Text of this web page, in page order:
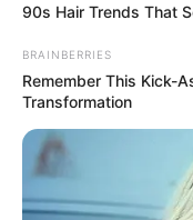
90s Hair Trends That
BRAINBERRIES
Remember This Kick-
Transformation